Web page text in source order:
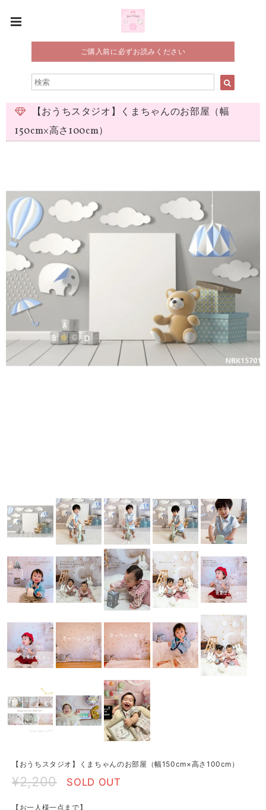
ご購入前に必ずお読みください
【おうちスタジオ】くまちゃんのお部屋（幅
150cm×高さ100cm）
【おうちスタジオ】くまちゃんのお部屋（幅150cm×高さ100cm）
¥2,200 SOLD OUT
【お一人様一点まで】